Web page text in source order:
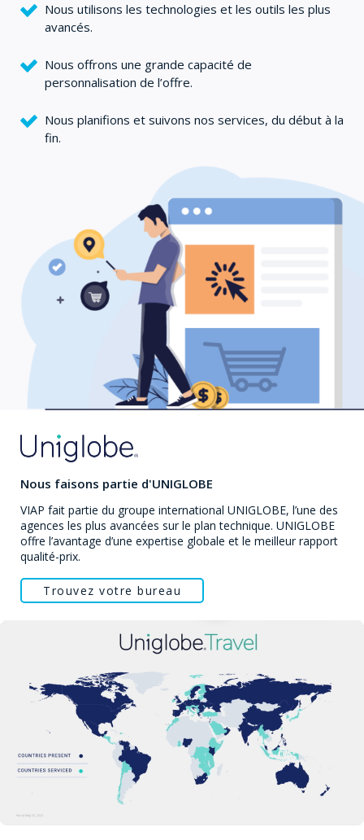
Nous utilisons les technologies et les outils les plus
avancés.
Nous offrons une grande capacité de
personnalisation de l’offre.
Nous planifions et suivons nos services, du début à la
fin.
Nous faisons partie d'UNIGLOBE
VIAP fait partie du groupe international UNIGLOBE, l’une des
agences les plus avancées sur le plan technique. UNIGLOBE
offre l’avantage d’une expertise globale et le meilleur rapport
qualité-prix.
Trouvez votre bureau